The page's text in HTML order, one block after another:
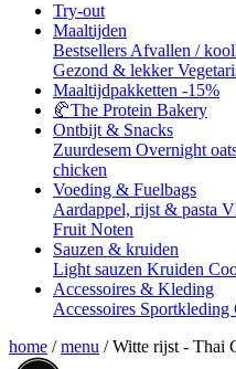
Try-out
Maaltijden
Bestsellers Afvallen /
Gezond & lekker
Maaltijdpakketten -15%
🥐The Protein Bakery
Ontbijt & Snacks
Zuurdesem Overnight
chicken
Voeding & Fuelbags
Aardappel, rijst & pasta
Fruit Noten
Sauzen & kruiden
Light sauzen Kruiden
Accessoires & Kleding
Accessoires Sportkleding
home / menu / Witte rijst - Thai